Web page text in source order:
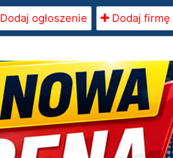
Dodaj ogłoszenie Dodaj firmę